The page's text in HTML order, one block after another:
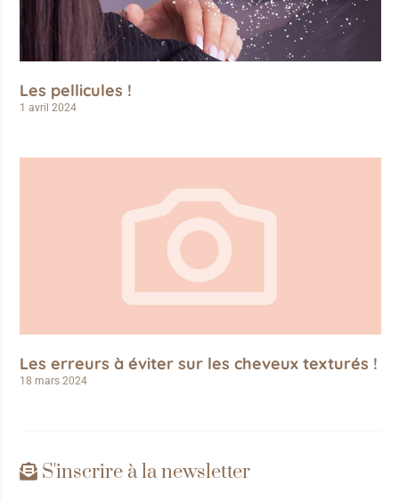
Les pellicules !
1 avril 2024
Les erreurs à éviter sur les cheveux texturés !
18 mars 2024
S'inscrire à la newsletter